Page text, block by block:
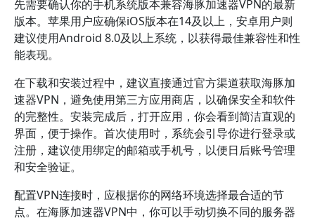
先需要确认你的手机系统版本兼容海豚加速器VPN的最新
版本。苹果用户应确保iOS版本在14及以上，安卓用户则
建议使用Android 8.0及以上系统，以获得最佳兼容性和性
能表现。
在下载和安装过程中，建议直接通过官方渠道获取海豚加
速器VPN，避免使用第三方应用商店，以确保安全和软件
的完整性。安装完成后，打开应用，你会看到简洁直观的
界面，便于操作。首次使用时，系统会引导你进行登录或
注册，建议使用绑定的邮箱或手机号，以便日后账号管理
和安全验证。
配置VPN连接时，应根据你的网络环境选择最合适的节
点。在海豚加速器VPN中，你可以手动切换不同的服务器